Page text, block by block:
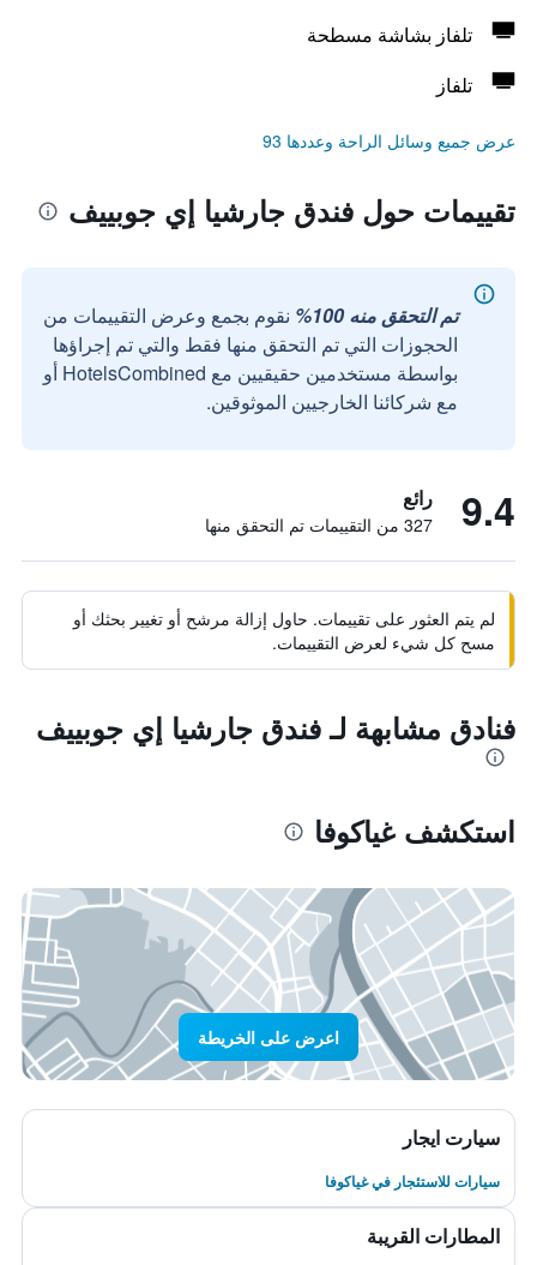
تلفاز بشاشة مسطحة
تلفاز
عرض جميع وسائل الراحة وعددها 93
تقييمات حول فندق جارشيا إي جوبييف
تم التحقق منه 100%
نقوم بجمع وعرض التقييمات من
الحجوزات التي تم التحقق منها فقط والتي تم إجراؤها
بواسطة مستخدمين حقيقيين مع HotelsCombined أو
مع شركائنا الخارجيين الموثوقين.
9.4 رائع
327 من التقييمات تم التحقق منها
لم يتم العثور على تقييمات. حاول إزالة مرشح أو تغيير بحثك أو
مسح كل شيء لعرض التقييمات.
فنادق مشابهة لـ فندق جارشيا إي جوبييف
استكشف غياكوفا
اعرض على الخريطة
سيارت ايجار
سيارات للاستئجار في غياكوفا
المطارات القريبة